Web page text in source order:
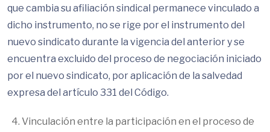
que cambia su afiliación sindical permanece vinculado a
dicho instrumento, no se rige por el instrumento del
nuevo sindicato durante la vigencia del anterior y se
encuentra excluido del proceso de negociación iniciado
por el nuevo sindicato, por aplicación de la salvedad
expresa del artículo 331 del Código.
Vinculación entre la participación en el proceso de